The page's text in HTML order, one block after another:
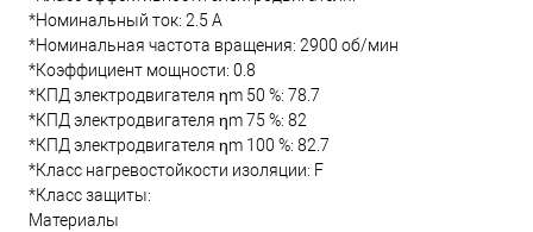
*Номинальный ток: 2.5 А
*Номинальная частота вращения: 2900 об/мин
*Коэффициент мощности: 0.8
*КПД электродвигателя ηm 50 %: 78.7
*КПД электродвигателя ηm 75 %: 82
*КПД электродвигателя ηm 100 %: 82.7
*Класс нагревостойкости изоляции: F
*Класс защиты:
Материалы